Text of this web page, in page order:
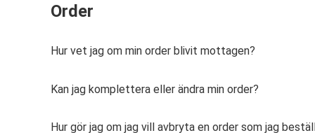
Order
Hur vet jag om min order blivit mottagen?
Kan jag komplettera eller ändra min order?
Hur gör jag om jag vill avbryta en order som jag